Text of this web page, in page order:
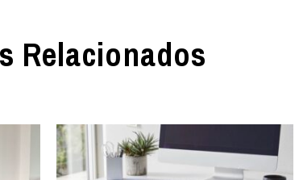
Relacionados